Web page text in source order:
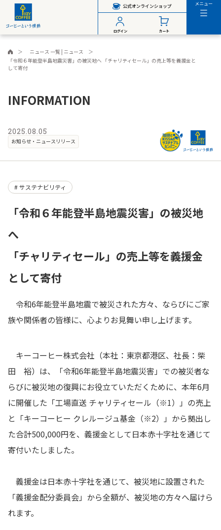
公式オンラインショップ
ログイン カート
メニュー
ニュース 一覧 | ニュース
「令和６年能登半島地震災害」の被災地へ 「チャリティセール」の売上等を義援金と
して寄付
INFORMATION
2025.08.05
お知らせ・ニュースリリース
サステナビリティ
「令和６年能登半島地震災害」の被災地
へ
「チャリティセール」の売上等を義援金
として寄付
令和6年能登半島地震で被災された方々、ならびにご家
族や関係者の皆様に、心よりお見舞い申し上げます。
キーコーヒー株式会社（本社：東京都港区、社長：柴
田 裕）は、「令和6年能登半島地震災害」での被災者な
らびに被災地の復興にお役立ていただくために、本年6月
に開催した「工場直送 チャリティセール（※1）」の売上
と「キーコーヒー クレルージュ基金（※2）」から拠出し
た合計500,000円を、義援金として日本赤十字社を通じて
寄付いたしました。
義援金は日本赤十字社を通じて、被災地に設置された
「義援金配分委員会」から全額が、被災地の方々へ届けら
れます。